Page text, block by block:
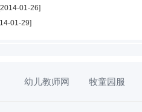
[2014-01-26]
01-29]
幼儿教师网 牧童园服